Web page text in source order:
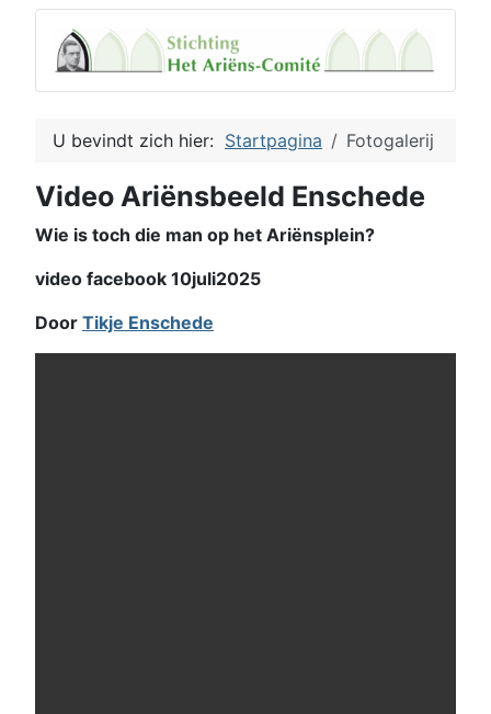
U bevindt zich hier: Startpagina Fotogalerij
Video Ariënsbeeld Enschede
Wie is toch die man op het Ariënsplein?
video facebook 10juli2025
Door Tikje Enschede